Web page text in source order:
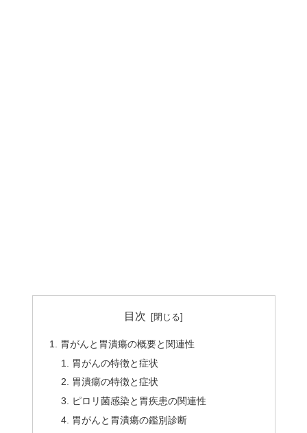
目次
胃がんと胃潰瘍の概要と関連性
胃がんの特徴と症状
胃潰瘍の特徴と症状
ピロリ菌感染と胃疾患の関連性
胃がんと胃潰瘍の鑑別診断